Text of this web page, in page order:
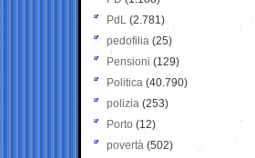
PdL (2.781)
pedofilia (25)
Pensioni (129)
Politica (40.790)
polizia (253)
Porto (12)
povertà (502)